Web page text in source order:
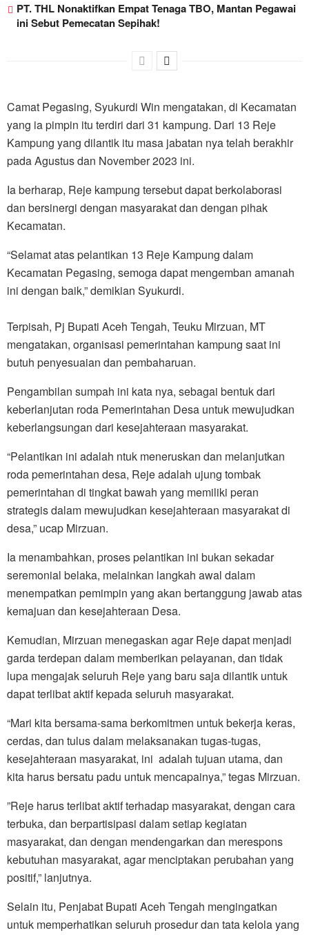
PT. THL Nonaktifkan Empat Tenaga TBO, Mantan Pegawai
ini Sebut Pemecatan Sepihak!
Camat Pegasing, Syukurdi Win mengatakan, di Kecamatan
yang ia pimpin itu terdiri dari 31 kampung. Dari 13 Reje
Kampung yang dilantik itu masa jabatan nya telah berakhir
pada Agustus dan November 2023 ini.
Ia berharap, Reje kampung tersebut dapat berkolaborasi
dan bersinergi dengan masyarakat dan dengan pihak
Kecamatan.
“Selamat atas pelantikan 13 Reje Kampung dalam
Kecamatan Pegasing, semoga dapat mengemban amanah
ini dengan baik,” demikian Syukurdi.
Terpisah, Pj Bupati Aceh Tengah, Teuku Mirzuan, MT
mengatakan, organisasi pemerintahan kampung saat ini
butuh penyesuaian dan pembaharuan.
Pengambilan sumpah ini kata nya, sebagai bentuk dari
keberlanjutan roda Pemerintahan Desa untuk mewujudkan
keberlangsungan dari kesejahteraan masyarakat.
“Pelantikan ini adalah ntuk meneruskan dan melanjutkan
roda pemerintahan desa, Reje adalah ujung tombak
pemerintahan di tingkat bawah yang memiliki peran
strategis dalam mewujudkan kesejahteraan masyarakat di
desa,” ucap Mirzuan.
Ia menambahkan, proses pelantikan ini bukan sekadar
seremonial belaka, melainkan langkah awal dalam
menempatkan pemimpin yang akan bertanggung jawab atas
kemajuan dan kesejahteraan Desa.
Kemudian, Mirzuan menegaskan agar Reje dapat menjadi
garda terdepan dalam memberikan pelayanan, dan tidak
lupa mengajak seluruh Reje yang baru saja dilantik untuk
dapat terlibat aktif kepada seluruh masyarakat.
“Mari kita bersama-sama berkomitmen untuk bekerja keras,
cerdas, dan tulus dalam melaksanakan tugas-tugas,
kesejahteraan masyarakat, ini adalah tujuan utama, dan
kita harus bersatu padu untuk mencapainya,” tegas Mirzuan.
”Reje harus terlibat aktif terhadap masyarakat, dengan cara
terbuka, dan berpartisipasi dalam setiap kegiatan
masyarakat, dan dengan mendengarkan dan merespons
kebutuhan masyarakat, agar menciptakan perubahan yang
positif,” lanjutnya.
Selain itu, Penjabat Bupati Aceh Tengah mengingatkan
untuk memperhatikan seluruh prosedur dan tata kelola yang